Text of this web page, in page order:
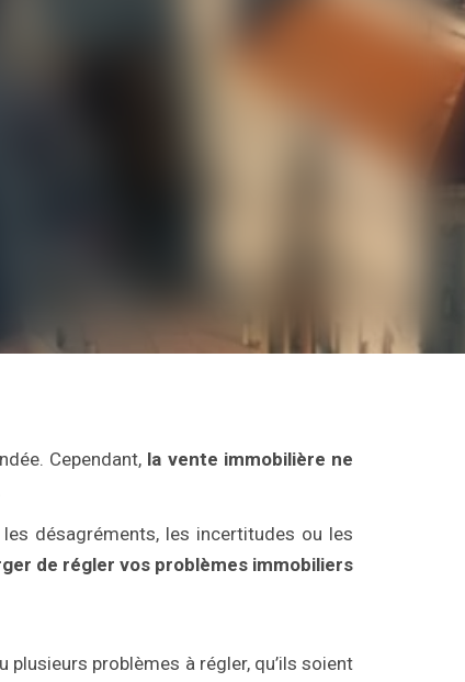
Cependant, la vente immobilière ne
désagréments, les incertitudes ou les
de régler vos problèmes immobiliers
problèmes à régler, qu’ils soient